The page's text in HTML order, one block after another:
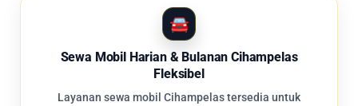
Sewa Mobil Harian & Bulanan Cihampelas
Fleksibel
Layanan sewa mobil Cihampelas tersedia untuk